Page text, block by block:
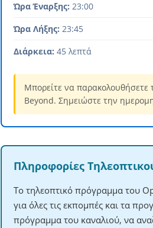
Ώρα Έναρξης: 23:00
Ώρα Λήξης: 23:45
Διάρκεια: 45 λεπτά
Μπορείτε να παρακολουθήσετε
Beyond. Σημειώστε την
Πληροφορίες
Το τηλεοπτικό πρόγραμμα του
για όλες τις εκπομπές και τα
πρόγραμμα του καναλιού, να